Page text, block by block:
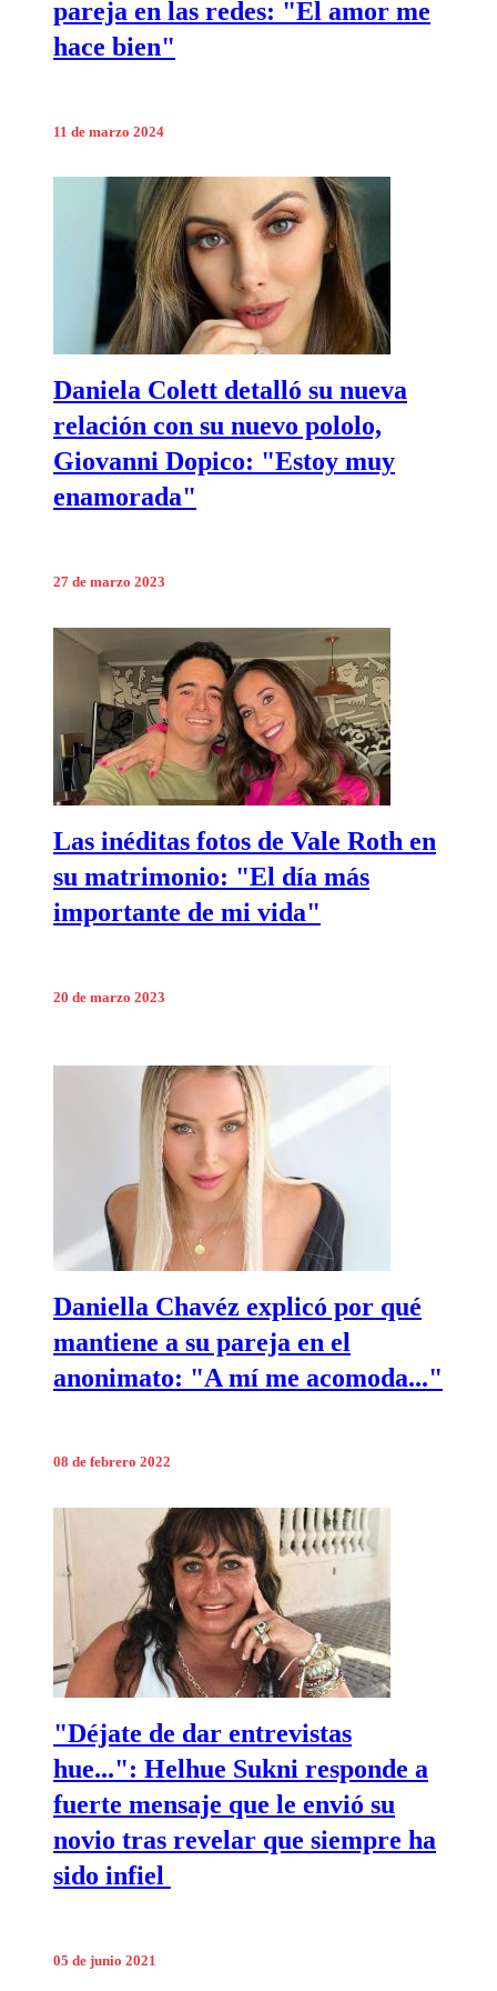
pareja en las redes: "El amor me
hace bien"
11 de marzo 2024
Daniela Colett detalló su nueva
relación con su nuevo pololo,
Giovanni Dopico: "Estoy muy
enamorada"
27 de marzo 2023
Las inéditas fotos de Vale Roth en
su matrimonio: "El día más
importante de mi vida"
20 de marzo 2023
Daniella Chavéz explicó por qué
mantiene a su pareja en el
anonimato: "A mí me acomoda..."
08 de febrero 2022
"Déjate de dar entrevistas
hue...": Helhue Sukni responde a
fuerte mensaje que le envió su
novio tras revelar que siempre ha
sido infiel
05 de junio 2021